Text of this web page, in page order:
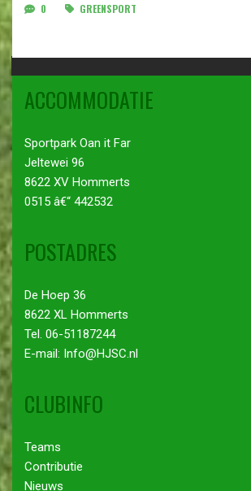
0 GREENSPORT
ACCOMMODATIE
Sportpark Oan it Far
Jeltewei 96
8622 XV Hommerts
0515 â€“ 442532
POSTADRES
De Hoep 36
8622 XL Hommerts
Tel. 06-51187244
E-mail: Info@HJSC.nl
CLUBINFO
Teams
Contributie
Nieuws